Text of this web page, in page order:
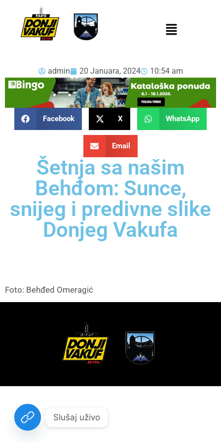
admin 20 Januara, 2024 10:54 am
Facebook X WhatsApp
Email
Šetnja sa našim
Behđom: Sunce,
snijeg i predivne slike
Donjeg Vakufa
Foto: Behđed Omeragić
Slušaj uživo